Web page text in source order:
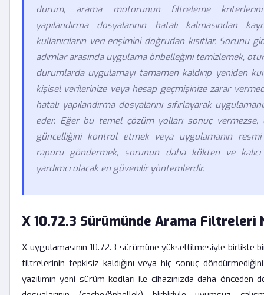
durum, arama motorunun filtreleme
yapılandırma dosyalarının hatalı kalmasından
kullanıcıların veri erişimini doğrudan kısıtlar. Sorunu
adımlar arasında uygulama önbelleğini temizlemek,
durumlarda uygulamayı tamamen kaldırıp yeniden
kişisel verilerinize veya hesap geçmişinize zarar
hatalı yapılandırma dosyalarını sıfırlayarak
eder. Eğer bu temel çözüm yolları sonuç vermezse,
güncelliğini kontrol etmek veya uygulamanın
raporu göndermek, sorunun daha kökten ve
yardımcı olacak en güvenilir yöntemlerdir.
X 10.72.3 Sürümünde Arama Filtreleri
X uygulamasının 10.72.3 sürümüne yükseltilmesiyle birlikte
filtrelerinin tepkisiz kaldığını veya hiç sonuç
yazılımın yeni sürüm kodları ile cihazınızda daha